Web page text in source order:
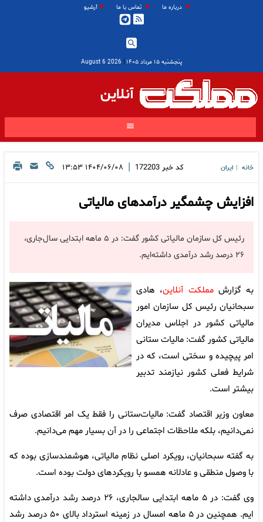
درباره ما تماس با ما آرشیو
پنجشنبه ۱۵ مرداد ۱۴۰۵ |
2026 August 6
آنلاین
خانه ایران کد خبر 172203
| ۱۴۰۴/۰۶/۰۸ ۱۳:۵۳
افزایش چشمگیر درآمدهای مالیاتی
رئیس کل سازمان مالیاتی کشور گفت: در ۵ ماهه ابتدایی سال‌جاری،
۲۶ درصد رشد درآمدی داشته‌ایم.
به گزارشمملکت آنلاین، هادی
سبحانیان رئیس کل سازمان امور
مالیاتی کشور در اجلاس مدیران
مالیاتی کشور گفت: مالیات ستانی
امر پیچیده و سختی است، که در
شرایط فعلی کشور نیازمند تدبیر
بیشتر است.
معاون وزیر اقتصاد گفت: مالیات‌ستانی را فقط یک امر اقتصادی صرف
نمی‌دانیم، بلکه ملاحظات اجتماعی را در آن بسیار مهم می‌دانیم.
به گفته سبحانیان، رویکرد اصلی نظام مالیاتی، هوشمندسازی بوده که
با وصول منطقی و عادلانه همسو با رویکردهای دولت بوده است.
وی گفت: در ۵ ماهه ابتدایی سالجاری، ۲۶ درصد رشد درآمدی داشته
ایم. همچنین در ۵ ماهه امسال در زمینه استرداد بالای ۵۰ درصد رشد